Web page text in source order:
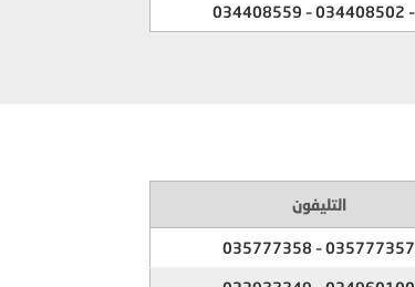
التليفون
035777357 – 035777358